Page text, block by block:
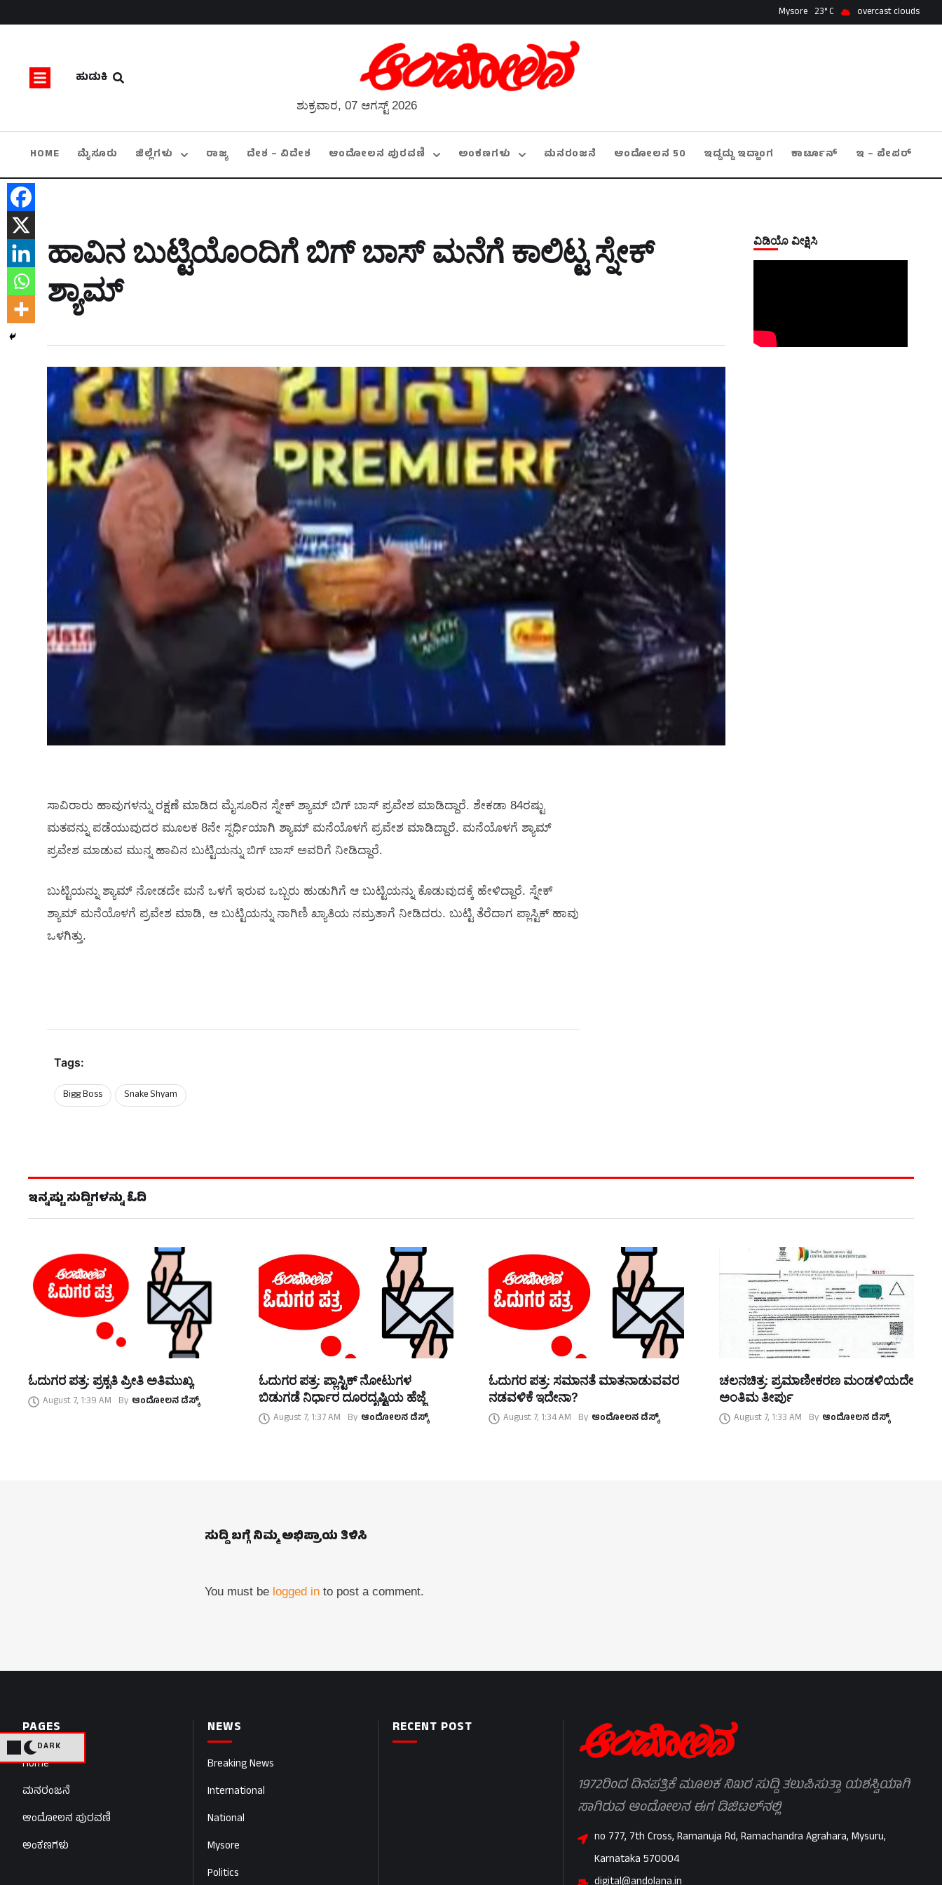
Mysore 23 overcast clouds
ಹುಡುಕಿ
ಶುಕ್ರವಾರ, 07 ಆಗಸ್ಟ್ 2026
DARK
HOME ಮೈಸೂರು ಜಿಲ್ಲೆಗಳು ರಾಜ್ಯ ದೇಶ – ವಿದೇಶ ಆಂದೋಲನ ಪುರವಣಿ ಅಂಕಣಗಳು ಮನರಂಜನೆ ಆಂದೋಲನ 50 ಇದ್ದದ್ದು ಇದ್ಹಾಂಗ ಕಾರ್ಟೂನ್ ಇ – ಪೇಪರ್
ಹಾವಿನ ಬುಟ್ಟಿಯೊಂದಿಗೆ ಬಿಗ್ ಬಾಸ್‌ ಮನೆಗೆ ಕಾಲಿಟ್ಟ ಸ್ನೇಕ್
ಶ್ಯಾಮ್
ಸಾವಿರಾರು ಹಾವುಗಳನ್ನು ರಕ್ಷಣೆ ಮಾಡಿದ ಮೈಸೂರಿನ ಸ್ನೇಕ್ ಶ್ಯಾಮ್ ಬಿಗ್ ಬಾಸ್ ಪ್ರವೇಶ ಮಾಡಿದ್ದಾರೆ. ಶೇಕಡಾ 84ರಷ್ಟು
ಮತವನ್ನು ಪಡೆಯುವುದರ ಮೂಲಕ 8ನೇ ಸ್ಪರ್ಧಿಯಾಗಿ ಶ್ಯಾಮ್ ಮನೆಯೊಳಗೆ ಪ್ರವೇಶ ಮಾಡಿದ್ದಾರೆ. ಮನೆಯೊಳಗೆ ಶ್ಯಾಮ್
ಪ್ರವೇಶ ಮಾಡುವ ಮುನ್ನ ಹಾವಿನ ಬುಟ್ಟಿಯನ್ನು ಬಿಗ್ ಬಾಸ್ ಅವರಿಗೆ ನೀಡಿದ್ದಾರೆ.
ಬುಟ್ಟಿಯನ್ನು ಶ್ಯಾಮ್ ನೋಡದೇ ಮನೆ ಒಳಗೆ ಇರುವ ಒಬ್ಬರು ಹುಡುಗಿಗೆ ಆ ಬುಟ್ಟಿಯನ್ನು ಕೊಡುವುದಕ್ಕೆ ಹೇಳಿದ್ದಾರೆ. ಸ್ನೇಕ್
ಶ್ಯಾಮ್ ಮನೆಯೊಳಗೆ ಪ್ರವೇಶ ಮಾಡಿ, ಆ ಬುಟ್ಟಿಯನ್ನು ನಾಗಿಣಿ ಖ್ಯಾತಿಯ ನಮ್ರತಾಗೆ ನೀಡಿದರು. ಬುಟ್ಟಿ ತೆರೆದಾಗ ಪ್ಲಾಸ್ಟಿಕ್ ಹಾವು
ಒಳಗಿತ್ತು.
Tags:
Bigg Boss Snake Shyam
ವಿಡಿಯೊ ವೀಕ್ಷಿಸಿ
ಇನ್ನಷ್ಟು ಸುದ್ದಿಗಳನ್ನು ಓದಿ
ಓದುಗರ ಪತ್ರ: ಪ್ರಕೃತಿ ಪ್ರೀತಿ ಅತಿಮುಖ್ಯ
August 7, 1:39 AM By ಆಂದೋಲನ ಡೆಸ್ಕ್
ಓದುಗರ ಪತ್ರ: ಪ್ಲಾಸ್ಟಿಕ್ ನೋಟುಗಳ
ಬಿಡುಗಡೆ ನಿರ್ಧಾರ ದೂರದೃಷ್ಟಿಯ ಹೆಜ್ಜೆ
August 7, 1:37 AM By ಆಂದೋಲನ ಡೆಸ್ಕ್
ಓದುಗರ ಪತ್ರ: ಸಮಾನತೆ ಮಾತನಾಡುವವರ
ನಡವಳಿಕೆ ಇದೇನಾ?
August 7, 1:34 AM By ಆಂದೋಲನ ಡೆಸ್ಕ್
ಚಲನಚಿತ್ರ: ಪ್ರಮಾಣೀಕರಣ ಮಂಡಳಿಯದೇ
ಅಂತಿಮ ತೀರ್ಪು
August 7, 1:33 AM By ಆಂದೋಲನ ಡೆಸ್ಕ್
ಸುದ್ದಿ ಬಗ್ಗೆ ನಿಮ್ಮ ಅಭಿಪ್ರಾಯ ತಿಳಿಸಿ
You must be logged in to post a comment.
PAGES
Home
ಮನರಂಜನೆ
ಆಂದೋಲನ ಪುರವಣಿ
ಅಂಕಣಗಳು
NEWS
Breaking News
International
National
Mysore
Politics
RECENT POST
1972ರಿಂದ ದಿನಪತ್ರಿಕೆ ಮೂಲಕ ನಿಖರ ಸುದ್ದಿ ತಲುಪಿಸುತ್ತಾ ಯಶಸ್ವಿಯಾಗಿ
ಸಾಗಿರುವ ಆಂದೋಲನ ಈಗ ಡಿಜಿಟಲ್‌ನಲ್ಲಿ
no 777, 7th Cross, Ramanuja Rd, Ramachandra Agrahara, Mysuru,
Karnataka 570004